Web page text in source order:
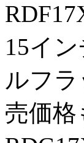
15イ
ルフ
売価